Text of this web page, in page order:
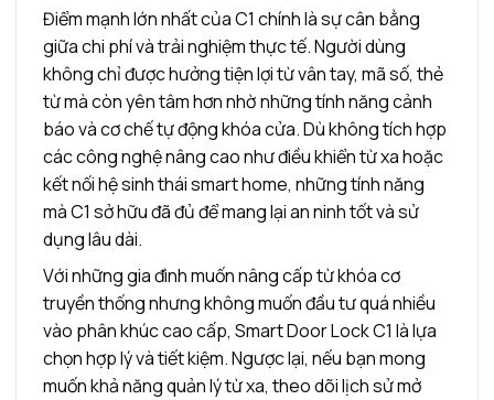
Điểm mạnh lớn nhất của C1 chính là sự cân bằng
giữa chi phí và trải nghiệm thực tế. Người dùng
không chỉ được hưởng tiện lợi từ vân tay, mã số, thẻ
từ mà còn yên tâm hơn nhờ những tính năng cảnh
báo và cơ chế tự động khóa cửa. Dù không tích hợp
các công nghệ nâng cao như điều khiển từ xa hoặc
kết nối hệ sinh thái smart home, những tính năng
mà C1 sở hữu đã đủ để mang lại an ninh tốt và sử
dụng lâu dài.
Với những gia đình muốn nâng cấp từ khóa cơ
truyền thống nhưng không muốn đầu tư quá nhiều
vào phân khúc cao cấp, Smart Door Lock C1 là lựa
chọn hợp lý và tiết kiệm. Ngược lại, nếu bạn mong
muốn khả năng quản lý từ xa, theo dõi lịch sử mở